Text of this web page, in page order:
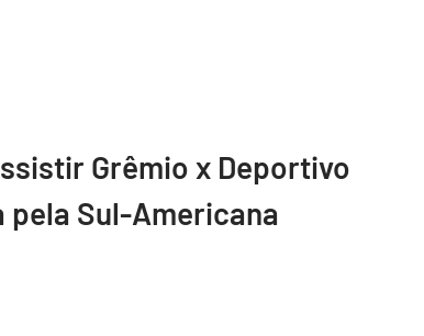
Grêmio x Deportivo
pela Sul-Americana